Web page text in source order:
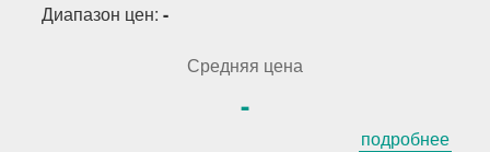
Диапазон цен: -
Средняя цена
-
подробнее